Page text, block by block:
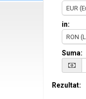
EUR
in:
RON
Suma:
Rezultat: